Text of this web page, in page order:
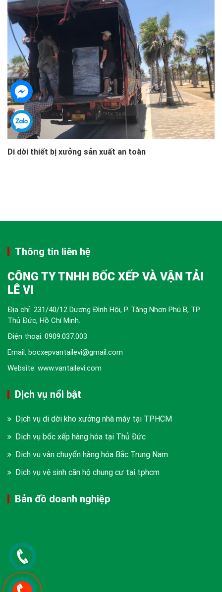
Di dời thiết bị xưởng sản xuất an toàn
Thông tin liên hệ
CÔNG TY TNHH BỐC XẾP VÀ VẬN TẢI
LÊ VI
Địa chỉ: 231/40/12 Dương Đình Hội, P. Tăng Nhơn Phú B, TP.
Thủ Đức, Hồ Chí Minh.
Điện thoại: 0909.037.003
Email: bocxepvantailevi@gmail.com
Website: www.vantailevi.com
Dịch vụ nổi bật
Dịch vụ di dời kho xưởng nhà máy tại TPHCM
Dịch vụ bốc xếp hàng hóa tại Thủ Đức
Dịch vụ vận chuyển hàng hóa Bắc Trung Nam
Dịch vụ vệ sinh căn hộ chung cư tại tphcm
Bản đồ doanh nghiệp